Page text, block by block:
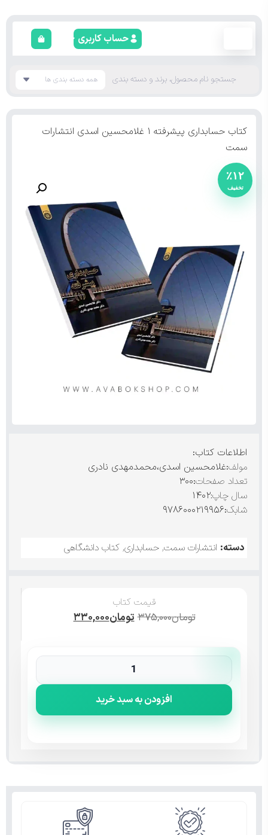
حساب کاربری
کتاب حسابداری پیشرفته ۱ غلامحسین اسدی انتشارات
سمت
٪۱۲
اطلاعات کتاب:
مولف:غلامحسین اسدی،محمدمهدی نادری
تعداد صفحات:۳۰۰
سال چاپ:۱۴۰۲
شابک:۹۷۸۶۰۰۰۲۱۹۹۵۶
دسته: انتشارات سمت, حسابداری, کتاب دانشگاهی
قیمت کتاب
تومان۳۷۵,۰۰۰تومان۳۳۰,۰۰۰
افزودن به سبد خرید